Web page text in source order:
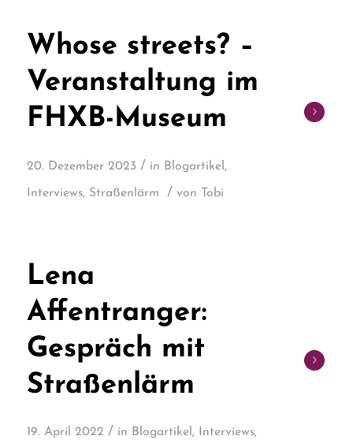
Whose streets? –
Veranstaltung im
FHXB-Museum
20. Dezember 2023 / in Blogartikel ,
Interviews, Straßenlärm / von Tobi
Lena
Affentranger:
Gespräch mit
Straßenlärm
19. April 2022 / in Blogartikel, Interviews,